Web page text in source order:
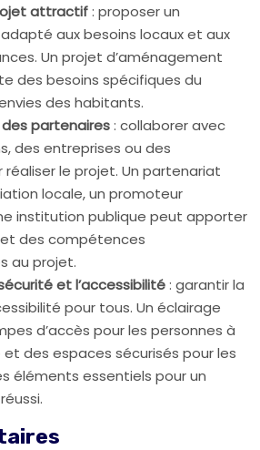
attractif: proposer un
aux besoins locaux et aux
Un projet d’aménagement
des besoins spécifiques du
des habitants.
des partenaires: collaborer avec
des entreprises ou des
le projet. Un partenariat
locale, un promoteur
institution publique peut apporter
des compétences
au projet.
et l’accessibilité: garantir la
pour tous. Un éclairage
d’accès pour les personnes à
des espaces sécurisés pour les
éléments essentiels pour un